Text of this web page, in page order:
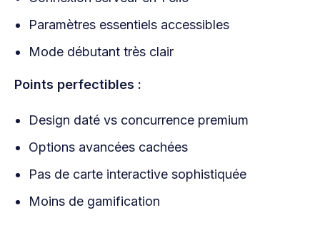
Paramètres essentiels accessibles
Mode débutant très clair
Points perfectibles :
Design daté vs concurrence premium
Options avancées cachées
Pas de carte interactive sophistiquée
Moins de gamification